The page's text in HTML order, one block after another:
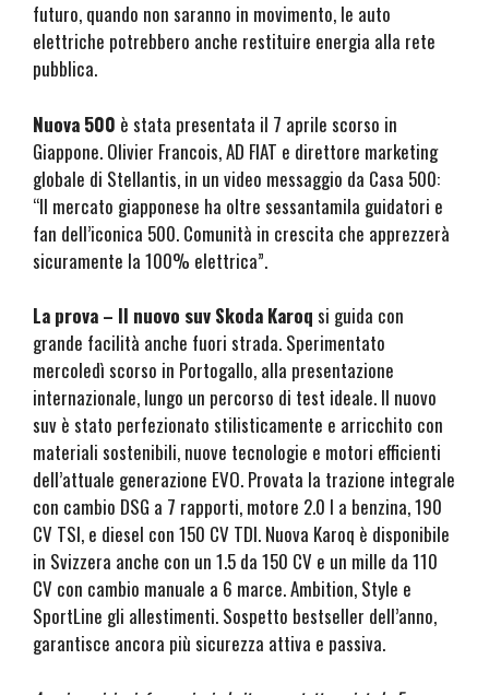
futuro, quando non saranno in movimento, le auto
elettriche potrebbero anche restituire energia alla rete
pubblica.
Nuova 500 è stata presentata il 7 aprile scorso in
Giappone. Olivier Francois, AD FIAT e direttore marketing
globale di Stellantis, in un video messaggio da Casa 500:
“Il mercato giapponese ha oltre sessantamila guidatori e
fan dell’iconica 500. Comunità in crescita che apprezzerà
sicuramente la 100% elettrica”.
La prova – Il nuovo suv Skoda Karoq si guida con
grande facilità anche fuori strada. Sperimentato
mercoledì scorso in Portogallo, alla presentazione
internazionale, lungo un percorso di test ideale. Il nuovo
suv è stato perfezionato stilisticamente e arricchito con
materiali sostenibili, nuove tecnologie e motori efficienti
dell’attuale generazione EVO. Provata la trazione integrale
con cambio DSG a 7 rapporti, motore 2.0 l a benzina, 190
CV TSI, e diesel con 150 CV TDI. Nuova Karoq è disponibile
in Svizzera anche con un 1.5 da 150 CV e un mille da 110
CV con cambio manuale a 6 marce. Ambition, Style e
SportLine gli allestimenti. Sospetto bestseller dell’anno,
garantisce ancora più sicurezza attiva e passiva.